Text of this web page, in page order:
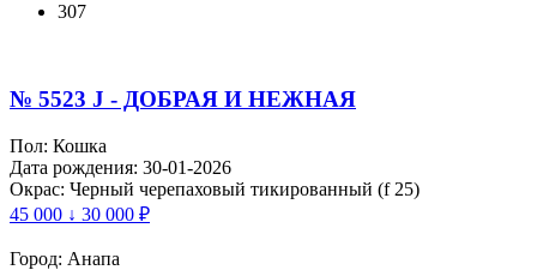
307
№ 5523 J - ДОБРАЯ И НЕЖНАЯ
Пол: Кошка
Дата рождения: 30-01-2026
Окрас: Черный черепаховый тикированный (f 25)
45 000 ↓ 30 000 ₽
Город: Анапа